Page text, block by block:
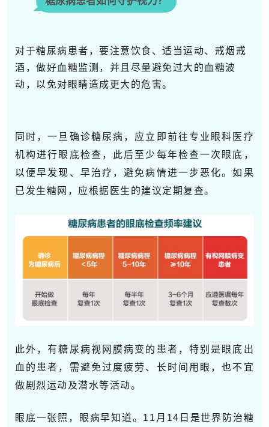
对于糖尿病患者，要注意饮食、适当运动、戒烟戒
酒，做好血糖监测，并且尽量避免过大的血糖波
动 ，以免对眼睛造成更大的危害。
同时，一旦确诊糖尿病，应立即前往专业眼科医疗
机构进行眼底检查，此后至少每年检查一次眼底，
以便早发现、早治疗，避免病情进一步恶化。如果
已发生糖网，应根据医生的建议定期复查。
此外，有糖尿病视网膜病变的患者，特别是眼底出
血的患者，需避免过度疲劳、长时间用眼，也不宜
做剧烈运动及潜水等活动。
眼底一张照，眼病早知道。11月14日是世界防治糖